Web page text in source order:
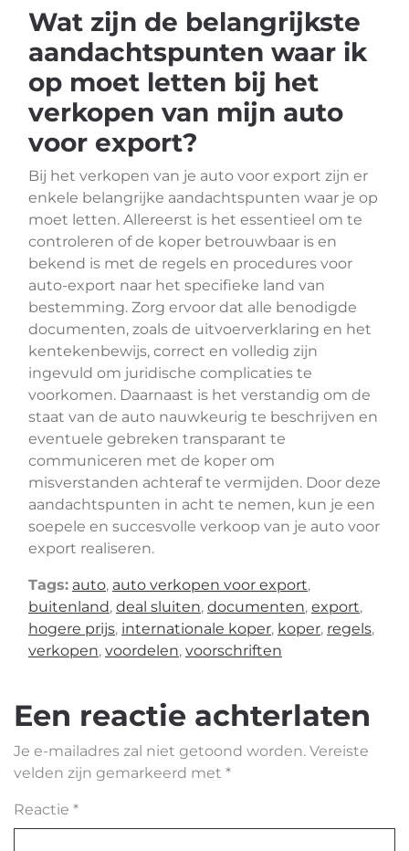
Wat zijn de belangrijkste
aandachtspunten waar ik
op moet letten bij het
verkopen van mijn auto
voor export?
Bij het verkopen van je auto voor export zijn er
enkele belangrijke aandachtspunten waar je op
moet letten. Allereerst is het essentieel om te
controleren of de koper betrouwbaar is en
bekend is met de regels en procedures voor
auto-export naar het specifieke land van
bestemming. Zorg ervoor dat alle benodigde
documenten, zoals de uitvoerverklaring en het
kentekenbewijs, correct en volledig zijn
ingevuld om juridische complicaties te
voorkomen. Daarnaast is het verstandig om de
staat van de auto nauwkeurig te beschrijven en
eventuele gebreken transparant te
communiceren met de koper om
misverstanden achteraf te vermijden. Door deze
aandachtspunten in acht te nemen, kun je een
soepele en succesvolle verkoop van je auto voor
export realiseren.
Tags: auto, auto verkopen voor export,
buitenland, deal sluiten, documenten, export,
hogere prijs, internationale koper, koper, regels,
verkopen, voordelen, voorschriften
Een reactie achterlaten
Je e-mailadres zal niet getoond worden. Vereiste
velden zijn gemarkeerd met *
Reactie *